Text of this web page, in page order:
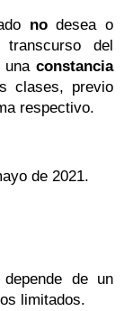
nodesea o
del
unaconstancia
clases, previo
respectivo.
de 2021.
de un
limitados.